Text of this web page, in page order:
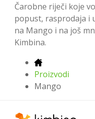
Čarobne riječi koje
popust, rasprodaja i
na Mango i na još
Kimbina.
Proizvodi
Mango